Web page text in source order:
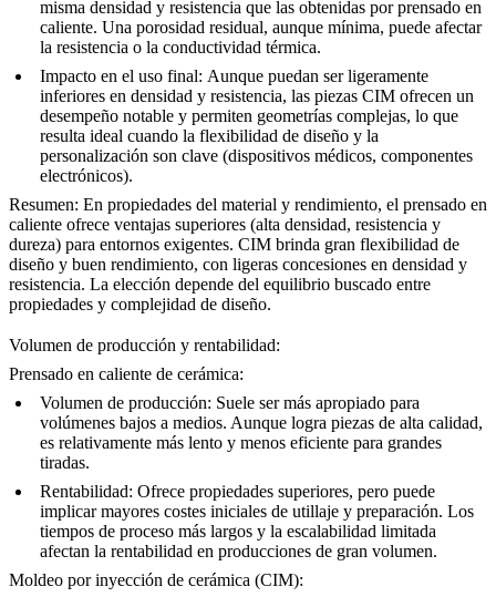
misma densidad y resistencia que las obtenidas por prensado en
caliente. Una porosidad residual, aunque mínima, puede afectar
la resistencia o la conductividad térmica.
Impacto en el uso final: Aunque puedan ser ligeramente
inferiores en densidad y resistencia, las piezas CIM ofrecen un
desempeño notable y permiten geometrías complejas, lo que
resulta ideal cuando la flexibilidad de diseño y la
personalización son clave (dispositivos médicos, componentes
electrónicos).
Resumen: En propiedades del material y rendimiento, el prensado en
caliente ofrece ventajas superiores (alta densidad, resistencia y
dureza) para entornos exigentes. CIM brinda gran flexibilidad de
diseño y buen rendimiento, con ligeras concesiones en densidad y
resistencia. La elección depende del equilibrio buscado entre
propiedades y complejidad de diseño.
Volumen de producción y rentabilidad:
Prensado en caliente de cerámica:
Volumen de producción: Suele ser más apropiado para
volúmenes bajos a medios. Aunque logra piezas de alta calidad,
es relativamente más lento y menos eficiente para grandes
tiradas.
Rentabilidad: Ofrece propiedades superiores, pero puede
implicar mayores costes iniciales de utillaje y preparación. Los
tiempos de proceso más largos y la escalabilidad limitada
afectan la rentabilidad en producciones de gran volumen.
Moldeo por inyección de cerámica (CIM):